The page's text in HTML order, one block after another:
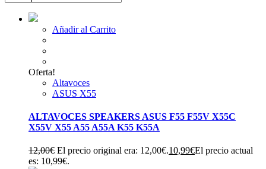
Añadir al Carrito
Oferta!
Altavoces
ASUS X55
ALTAVOCES SPEAKERS ASUS F55 F55V X55C
X55V X55 A55 A55A K55 K55A
12,00€ El precio original era: 12,00€.10,99€El precio actual
es: 10,99€.